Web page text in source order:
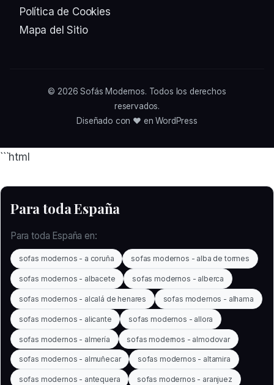
Política de Cookies
Mapa del Sitio
© 2026Sofás Modernos. Todos los derechos
reservados.
Diseñado con ❤️ en WordPress
```html
Para toda España
Para toda España en:
sofas modernos - a coruña sofas modernos - alba de tormes
sofas modernos - albacete sofas modernos - alberca
sofas modernos - alcalá de henares sofas modernos - alhama
sofas modernos - alicante sofas modernos - allora
sofas modernos - almería sofas modernos - almodovar
sofas modernos - almuñecar sofas modernos - altamira
sofas modernos - antequera sofas modernos - aranjuez